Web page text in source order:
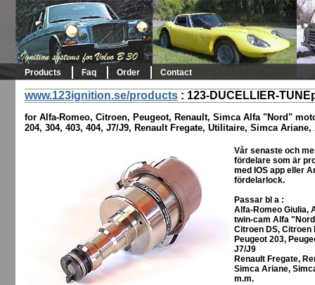
Products Faq Order Contact
www.123ignition.se/products : 123-DUCELLIER-
for Alfa-Romeo, Citroen, Peugeot, Renault, Simca Alfa "Nord"
204, 304, 403, 404, J7/J9, Renault Fregate, Utilitaire, Simca
Vår senaste och
fördelare som är
med IOS app eller
fördelarlock.
Passar bl a :
Alfa-Romeo Giulia,
twin-cam Alfa
Citroen DS, Citroen
Peugeot 203,
J7/J9
Renault Fregate,
Simca Ariane,
m.m.